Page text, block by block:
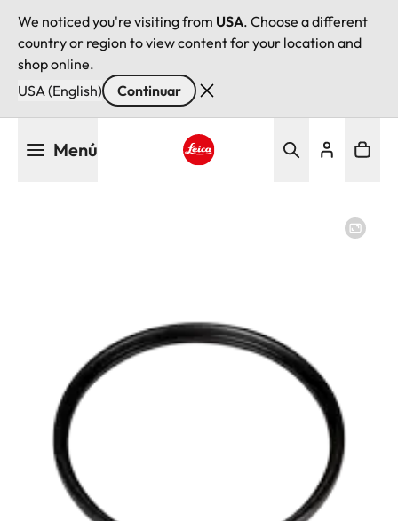
We noticed you're visiting from USA. Choose a different
country or region to view content for your location and
shop online.
USA (English)
Continuar
Menú